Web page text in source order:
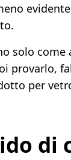
solo
provarlo,
per
di